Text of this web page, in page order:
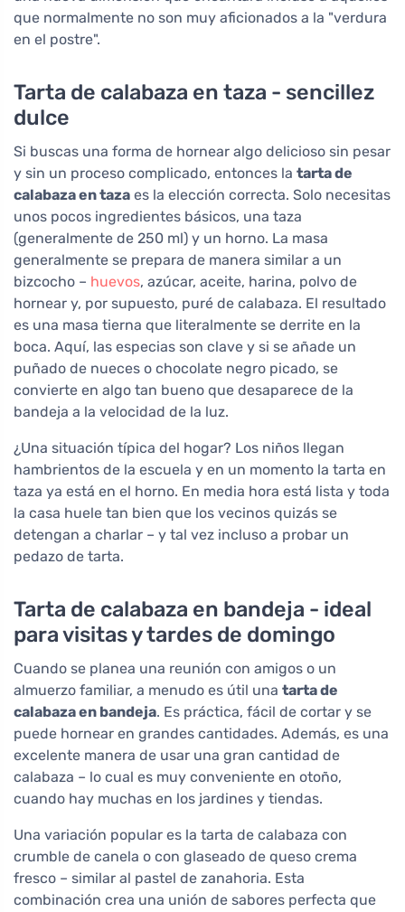
que normalmente no son muy aficionados a la "verdura
en el postre".
Tarta de calabaza en taza - sencillez
dulce
Si buscas una forma de hornear algo delicioso sin pesar
y sin un proceso complicado, entonces la tarta de
calabaza en taza es la elección correcta. Solo necesitas
unos pocos ingredientes básicos, una taza
(generalmente de 250 ml) y un horno. La masa
generalmente se prepara de manera similar a un
bizcocho – huevos, azúcar, aceite, harina, polvo de
hornear y, por supuesto, puré de calabaza. El resultado
es una masa tierna que literalmente se derrite en la
boca. Aquí, las especias son clave y si se añade un
puñado de nueces o chocolate negro picado, se
convierte en algo tan bueno que desaparece de la
bandeja a la velocidad de la luz.
¿Una situación típica del hogar? Los niños llegan
hambrientos de la escuela y en un momento la tarta en
taza ya está en el horno. En media hora está lista y toda
la casa huele tan bien que los vecinos quizás se
detengan a charlar – y tal vez incluso a probar un
pedazo de tarta.
Tarta de calabaza en bandeja - ideal
para visitas y tardes de domingo
Cuando se planea una reunión con amigos o un
almuerzo familiar, a menudo es útil una tarta de
calabaza en bandeja. Es práctica, fácil de cortar y se
puede hornear en grandes cantidades. Además, es una
excelente manera de usar una gran cantidad de
calabaza – lo cual es muy conveniente en otoño,
cuando hay muchas en los jardines y tiendas.
Una variación popular es la tarta de calabaza con
crumble de canela o con glaseado de queso crema
fresco – similar al pastel de zanahoria. Esta
combinación crea una unión de sabores perfecta que